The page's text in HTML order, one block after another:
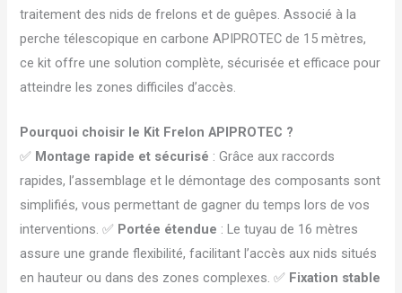
traitement des nids de frelons et de guêpes. Associé à la
perche télescopique en carbone APIPROTEC de 15 mètres,
ce kit offre une solution complète, sécurisée et efficace pour
atteindre les zones difficiles d’accès.
Pourquoi choisir le Kit Frelon APIPROTEC ?
✅ Montage rapide et sécurisé : Grâce aux raccords
rapides, l’assemblage et le démontage des composants sont
simplifiés, vous permettant de gagner du temps lors de vos
interventions. ✅ Portée étendue : Le tuyau de 16 mètres
assure une grande flexibilité, facilitant l’accès aux nids situés
en hauteur ou dans des zones complexes. ✅ Fixation stable